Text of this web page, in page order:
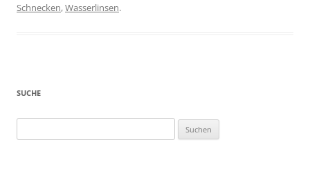
Schnecken,Wasserlinsen.
SUCHE
nach: